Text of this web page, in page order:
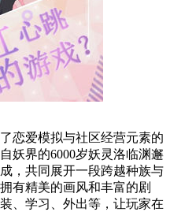
恋爱模拟与社区经营元素的
妖界的6000岁妖灵洛临渊邂
，共同展开一段跨越种族与
有精美的画风和丰富的剧
、学习、外出等，让玩家在